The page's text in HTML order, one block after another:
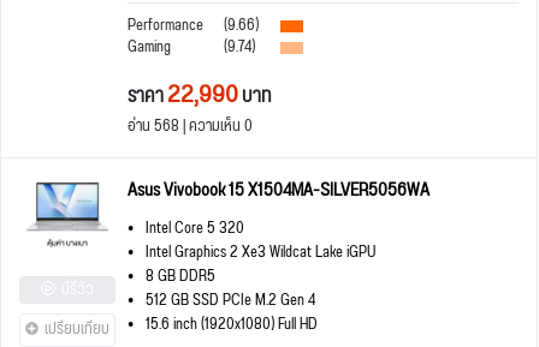
Performance
(9.66)
Gaming (9.74)
ราคา22,990บาท
อ่าน 568 | ความเห็น 0
เปรียบเทียบ
Asus Vivobook 15 X1504MA-SILVER5056WA
Intel Core 5 320
Intel Graphics 2 Xe3 Wildcat Lake iGPU
8 GB DDR5
512 GB SSD PCIe M.2 Gen 4
15.6 inch (1920x1080) Full HD